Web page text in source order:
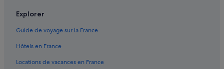
Kuta : hôtels Hôtels avec parc aquatique
Kuta : hôtels Hôtels familiaux
Kuta : hôtels Hôtels avec restaurant
Kuta : hôtels Hôtels romantiques
Explorer
Guide de voyage sur la France
Hôtels en France
Locations de vacances en France